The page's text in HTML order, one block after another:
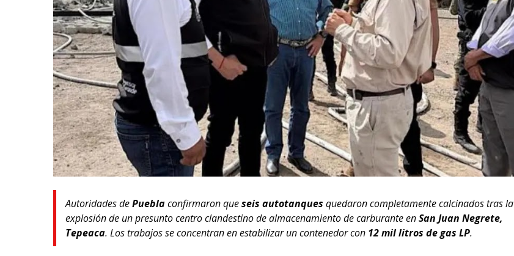
Autoridades dePueblaconfirmaron queseis autotanques quedaron completamente calcinados tras la
explosión de un presunto centro clandestino de almacenamiento de carburante enSan Juan Negrete,
Tepeaca. Los trabajos se concentran en estabilizar un contenedor con 12 mil litros de gas LP.